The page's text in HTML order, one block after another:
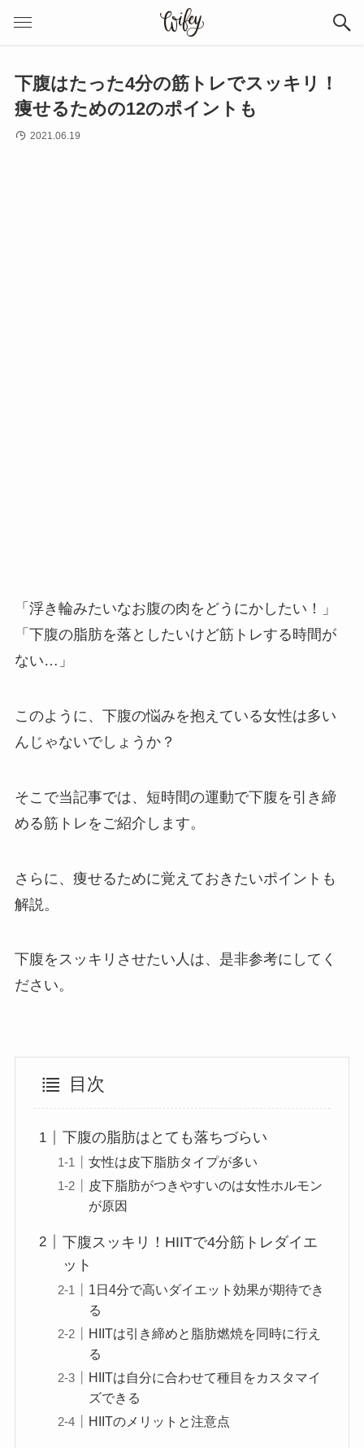
下腹はたった4分の筋トレでスッキリ！
痩せるための12のポイントも
2021.06.19
「浮き輪みたいなお腹の肉をどうにかしたい！」
「下腹の脂肪を落としたいけど筋トレする時間が
ない…」
このように、下腹の悩みを抱えている女性は多い
んじゃないでしょうか？
そこで当記事では、短時間の運動で下腹を引き締
める筋トレをご紹介します。
さらに、痩せるために覚えておきたいポイントも
解説。
下腹をスッキリさせたい人は、是非参考にしてく
ださい。
目次
下腹の脂肪はとても落ちづらい
女性は皮下脂肪タイプが多い
皮下脂肪がつきやすいのは女性ホルモン
が原因
下腹スッキリ！HIITで4分筋トレダイエ
ット
1日4分で高いダイエット効果が期待でき
る
HIITは引き締めと脂肪燃焼を同時に行え
る
HIITは自分に合わせて種目をカスタマイ
ズできる
HIITのメリットと注意点